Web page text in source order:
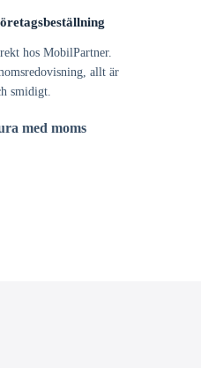
hos MobilPartner.
allt är
smidigt.
med moms